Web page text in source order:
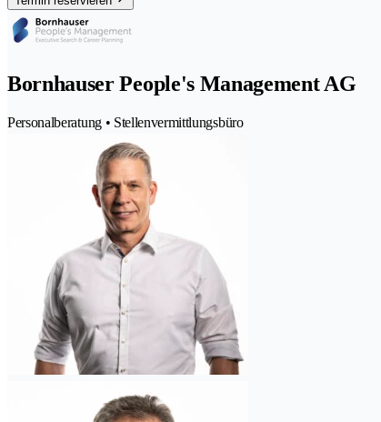
Bornhauser People's Management AG
Personalberatung • Stellenvermittlungsbüro